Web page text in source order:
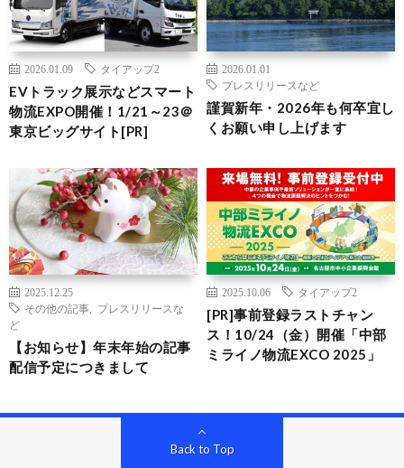
2026.01.09 タイアップ2
EVトラック展示などスマート
物流EXPO開催！1/21～23＠
東京ビッグサイト[PR]
2026.01.01
プレスリリースなど
謹賀新年・2026年も何卒宜し
くお願い申し上げます
2025.12.25
その他の記事
プレスリリースな
ど
【お知らせ】年末年始の記事
配信予定につきまして
2025.10.06 タイアップ2
[PR]事前登録ラストチャン
ス！10/24（金）開催「中部
ミライノ物流EXCO 2025」
Back to Top